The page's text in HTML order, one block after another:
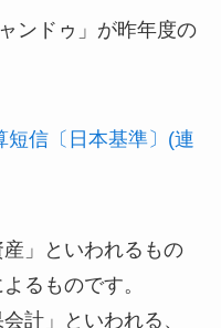
ンドゥ」が昨年度の
短信〔日本基準〕(連
」といわれるもの
るものです。
計」といわれる、